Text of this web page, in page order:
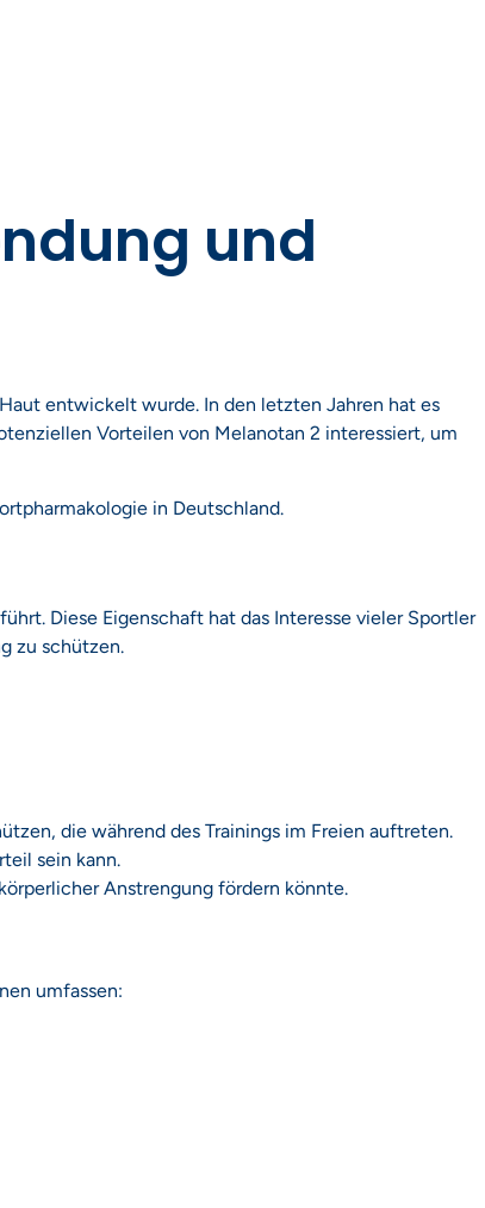
und
entwickelt wurde. In den letzten Jahren hat es
Vorteilen von Melanotan 2 interessiert, um
in Deutschland.
Diese Eigenschaft hat das Interesse vieler Sportler
zu schützen.
die während des Trainings im Freien auftreten.
sein kann.
Anstrengung fördern könnte.
umfassen: